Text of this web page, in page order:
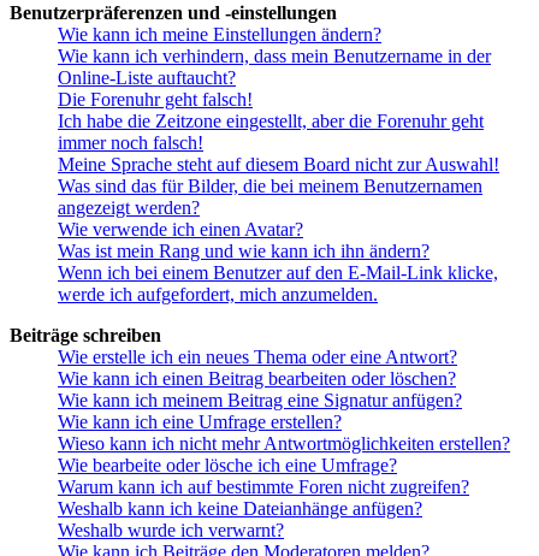
Benutzerpräferenzen und -einstellungen
Wie kann ich meine Einstellungen ändern?
Wie kann ich verhindern, dass mein Benutzername in der
Online-Liste auftaucht?
Die Forenuhr geht falsch!
Ich habe die Zeitzone eingestellt, aber die Forenuhr geht
immer noch falsch!
Meine Sprache steht auf diesem Board nicht zur Auswahl!
Was sind das für Bilder, die bei meinem Benutzernamen
angezeigt werden?
Wie verwende ich einen Avatar?
Was ist mein Rang und wie kann ich ihn ändern?
Wenn ich bei einem Benutzer auf den E-Mail-Link klicke,
werde ich aufgefordert, mich anzumelden.
Beiträge schreiben
Wie erstelle ich ein neues Thema oder eine Antwort?
Wie kann ich einen Beitrag bearbeiten oder löschen?
Wie kann ich meinem Beitrag eine Signatur anfügen?
Wie kann ich eine Umfrage erstellen?
Wieso kann ich nicht mehr Antwortmöglichkeiten erstellen?
Wie bearbeite oder lösche ich eine Umfrage?
Warum kann ich auf bestimmte Foren nicht zugreifen?
Weshalb kann ich keine Dateianhänge anfügen?
Weshalb wurde ich verwarnt?
Wie kann ich Beiträge den Moderatoren melden?